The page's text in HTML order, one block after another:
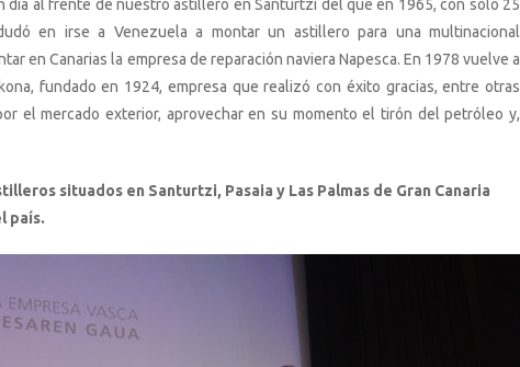
día al frente de nuestro astillero en Santurtzi del que en 1965, con sólo 25
en irse a Venezuela a montar un astillero para una multinacional
en Canarias la empresa de reparación naviera Napesca. En 1978 vuelve a
fundado en 1924, empresa que realizó con éxito gracias, entre otras
el mercado exterior, aprovechar en su momento el tirón del petróleo y,
situados en Santurtzi, Pasaia y Las Palmas de Gran Canaria
país.